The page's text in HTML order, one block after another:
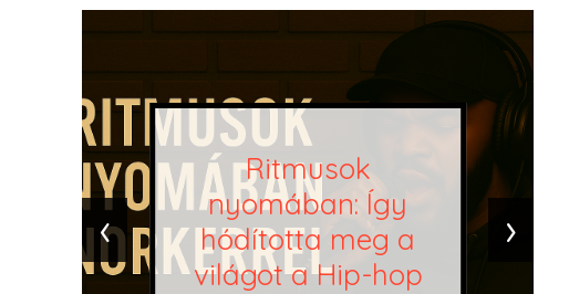
Ritmusok
nyomában: Így
hódította meg a
világot a Hip-hop
‹ ›